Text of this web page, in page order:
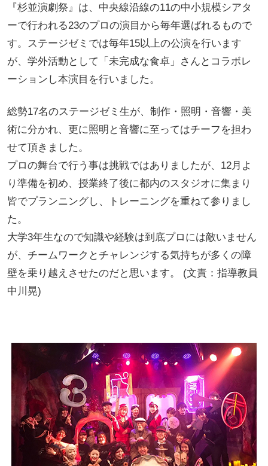
『杉並演劇祭』は、中央線沿線の11の中小規模シアタ
ーで行われる23のプロの演目から毎年選ばれるもので
す。ステージゼミでは毎年15以上の公演を行います
が、学外活動として「未完成な食卓」さんとコラボレ
ーションし本演目を行いました。
総勢17名のステージゼミ生が、制作・照明・音響・美
術に分かれ、更に照明と音響に至ってはチーフを担わ
せて頂きました。
プロの舞台で行う事は挑戦ではありましたが、12月よ
り準備を初め、授業終了後に都内のスタジオに集まり
皆でプランニングし、トレーニングを重ねて参りまし
た。
大学3年生なので知識や経験は到底プロには敵いません
が、チームワークとチャレンジする気持ちが多くの障
壁を乗り越えさせたのだと思います。 (文責：指導教員
中川晃)